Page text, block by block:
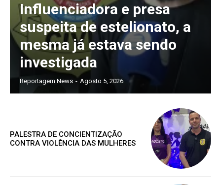
Influenciadora e presa
suspeita de estelionato, a
mesma já estava sendo
investigada
Reportagem News - Agosto 5, 2026
PALESTRA DE CONCIENTIZAÇÃO
CONTRA VIOLÊNCIA DAS MULHERES